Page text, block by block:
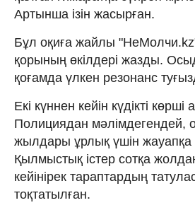
Артынша ізін жасырған.
Бұл оқиға жайлы
қорының өкілдері жазды.
қоғамда үлкен резонанс
Екі күннен кейін күдікті
Полициядан мәлімдегендей,
жылдары ұрлық үшін жауапқа
Қылмыстық істер сотқа
кейінірек тараптардың
тоқтатылған.